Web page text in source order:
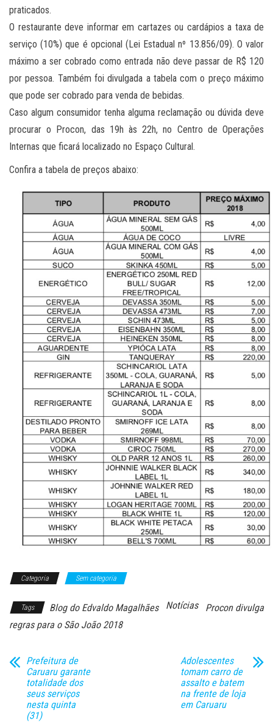
praticados.
O restaurante deve informar em cartazes ou cardápios a taxa de
serviço (10%) que é opcional (Lei Estadual nº 13.856/09). O valor
máximo a ser cobrado como entrada não deve passar de R$ 120
por pessoa. Também foi divulgada a tabela com o preço máximo
que pode ser cobrado para venda de bebidas.
Caso algum consumidor tenha alguma reclamação ou dúvida deve
procurar o Procon, das 19h às 22h, no Centro de Operações
Internas que ficará localizado no Espaço Cultural.
Confira a tabela de preços abaixo:
Categoria Sem categoria
Tags Blog do Edvaldo Magalhães Notícias
Procon divulga
regras para o São João 2018
Prefeitura de
Caruaru garante
totalidade dos
seus serviços
nesta quinta
(31)
Adolescentes
tomam carro de
assalto e batem
na frente de loja
em Caruaru